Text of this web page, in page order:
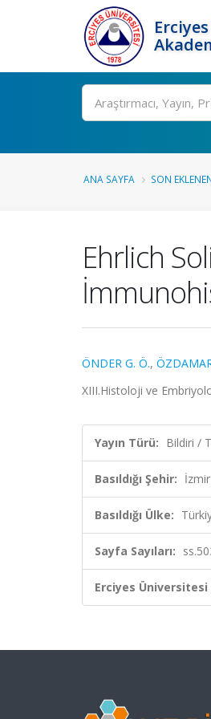
Ara
ANA SAYFA SON
Ehrlich
ÖNDER G. Ö.,
XIII.Histoloji ve
Yayın Türü: Bildiri /
Basıldığı Şehir: İzmir
Basıldığı Ülke:
Sayfa Sayıları:
Erciyes Üniversitesi